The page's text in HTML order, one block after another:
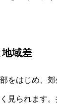
域差
をはじめ、
見られます